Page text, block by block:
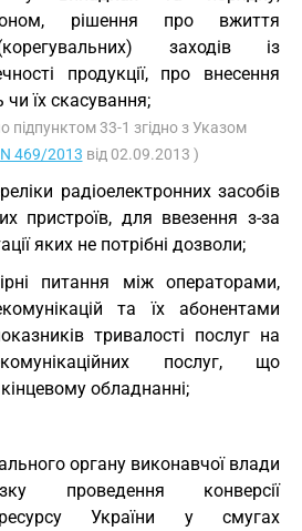
рішення про вжиття
заходів із
продукції, про внесення
їх скасування;
підпунктом 33-1 згідно з Указом
N 469/2013 від 02.09.2013 )
радіоелектронних засобів
пристроїв, для ввезення з-за
яких не потрібні дозволи;
питання між операторами,
та їх абонентами
тривалості послуг на
послуг, що
обладнанні;
органу виконавчої влади
проведення конверсії
ресурсу України у смугах